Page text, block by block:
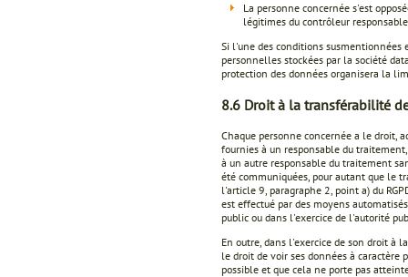
La personne concernée s'est
légitimes du contrôleur
Si l'une des conditions
personnelles stockées par la société
protection des données organisera la
8.6 Droit à la transférabilité
Chaque personne concernée a le droit,
fournies à un responsable du
à un autre responsable du traitement
été communiquées, pour autant que le
l'article 9, paragraphe 2, point a) du
est effectué par des moyens
public ou dans l'exercice de l'autorité
En outre, dans l'exercice de son droit à
le droit de voir ses données à
possible et que cela ne porte pas